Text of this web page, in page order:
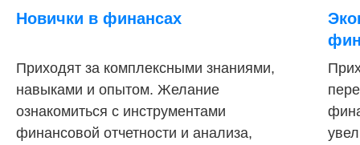
Новички в финансах
Приходят за комплексными знаниями,
навыками и опытом. Желание
ознакомиться с инструментами
финансовой отчетности и анализа,